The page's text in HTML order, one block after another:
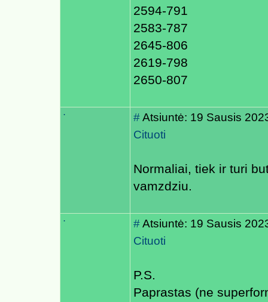
2594-791
2583-787
2645-806
2619-798
2650-807
. #Atsiuntė: 19 Sausis
Cituoti
Normaliai, tiek ir turi
vamzdziu.
. #Atsiuntė: 19 Sausis
Cituoti
P.S.
Paprastas (ne